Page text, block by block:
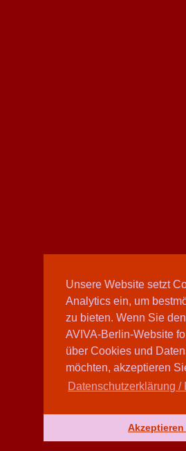
Unsere Website setzt
Analytics ein, um
zu bieten. Wenn Sie
AVIVA-Berlin-Website
über Cookies und
möchten, akzeptieren
Datenschutzerklärung /